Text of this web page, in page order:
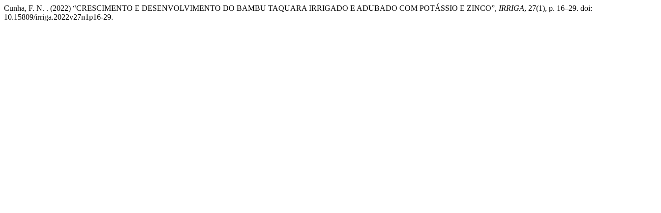
Cunha, F. N. . (2022) “CRESCIMENTO E DESENVOLVIMENTO DO BAMBU TAQUARA IRRIGADO E ADUBADO COM POTÁSSIO E ZINCO”, IRRIGA, 27(1), p. 16–29. doi:
10.15809/irriga.2022v27n1p16-29.